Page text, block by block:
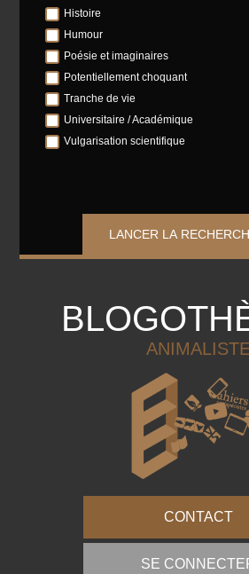
Histoire
Humour
Poésie et imaginaires
Potentiellement choquant
Tranche de vie
Universitaire / Académique
Vulgarisation scientifique
LANCER LA
ANIMALISTE
CONTACT
SE